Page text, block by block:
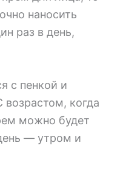
наносить
раз в день,
с пенкой и
возрастом, когда
можно будет
— утром и